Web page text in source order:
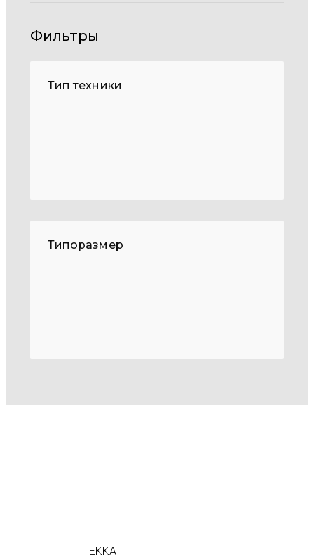
Фильтры
Тип техники
Типоразмер
EKKA